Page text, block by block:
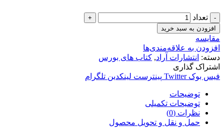
تعداد
افزودن به سبد خرید
مقایسه
افزودن به علاقه‌مندی‌ها
دسته: انتشارات آراد, کتاب های بورس
اشتراک گذاری
فیس بوک Twitter پینترست لینکدین تلگرام
توضیحات
توضیحات تکمیلی
نظرات (0)
حمل و نقل و تحویل محصول